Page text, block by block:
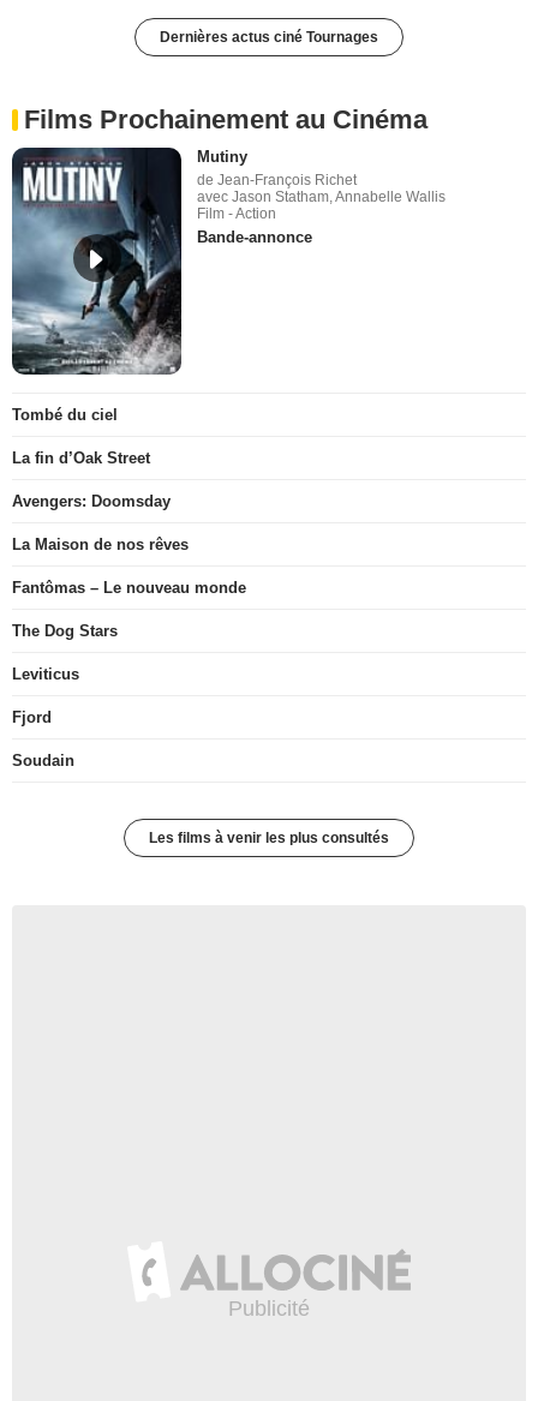
Dernières actus ciné Tournages
Films Prochainement au Cinéma
Mutiny
de Jean-François Richet
avec Jason Statham, Annabelle Wallis
Film - Action
Bande-annonce
Tombé du ciel
La fin d’Oak Street
Avengers: Doomsday
La Maison de nos rêves
Fantômas – Le nouveau monde
The Dog Stars
Leviticus
Fjord
Soudain
Les films à venir les plus consultés